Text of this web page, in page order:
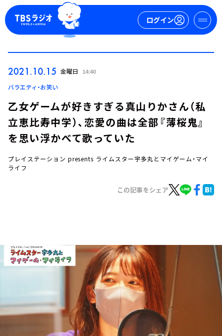
ログイン
ログイン
YouTube
会社情報
2021.10.15 金曜日 14:40
バラエティ・お笑い
乙女ゲームが好きすぎる真山りかさん（私
立恵比寿中学）、恋愛の曲は全部『薄桜鬼』
を思い浮かべて歌っていた
プレイステーション presents ライムスター宇多丸とマイゲーム・マイ
ライフ
この記事をシェア